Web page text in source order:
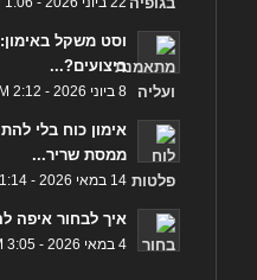
וסט משקל באימון:
ביצועים?...
8 ביוני 2026 - 2:12 PM
אימון כוח בלי
ממסת שריר...
14 במאי 2026 - 1:14 PM
איך לבחור איפה
4 במאי 2026 - 3:05 PM